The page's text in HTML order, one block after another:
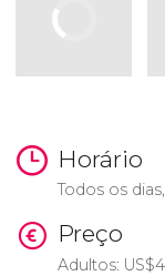
Horário
Todos os
Preço
Adultos: US$